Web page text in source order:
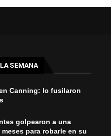
SEMANA
Canning: lo fusilaron
golpearon a una
meses para robarle en su